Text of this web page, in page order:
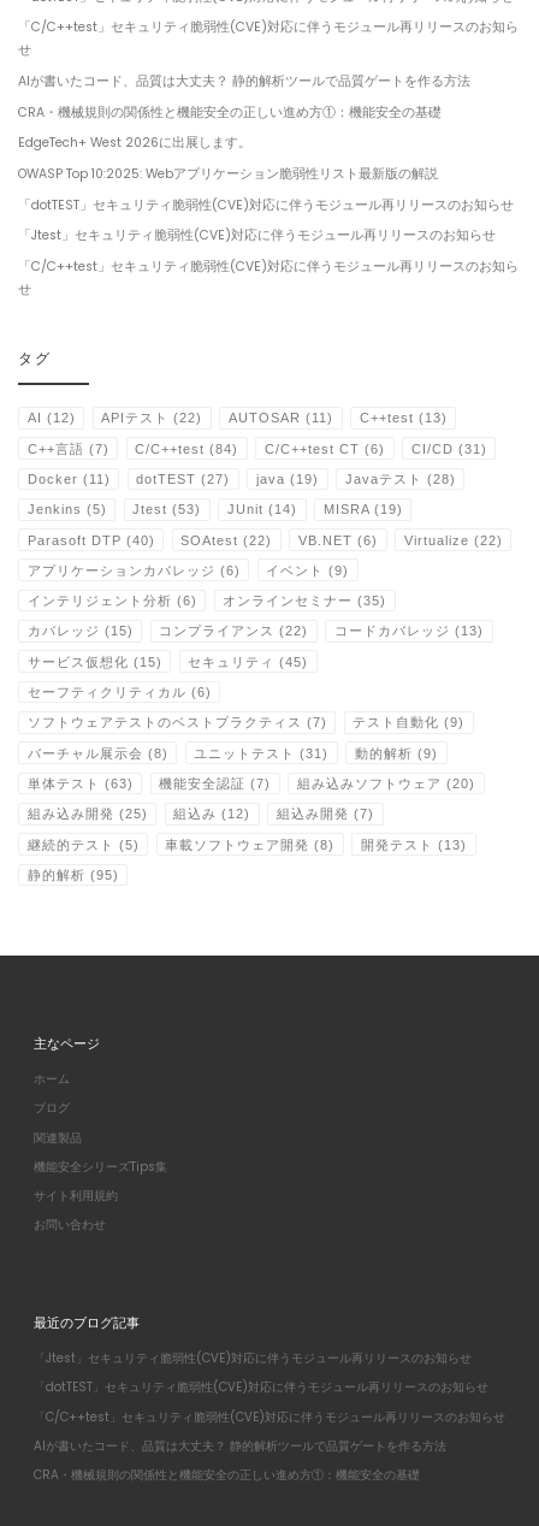
「C/C++test」セキュリティ脆弱性(CVE)対応に伴うモジュール再リリースのお知ら
せ
AIが書いたコード、品質は大丈夫？ 静的解析ツールで品質ゲートを作る方法
CRA・機械規則の関係性と機能安全の正しい進め方①：機能安全の基礎
EdgeTech+ West 2026に出展します。
OWASP Top 10:2025: Webアプリケーション脆弱性リスト最新版の解説
「dotTEST」セキュリティ脆弱性(CVE)対応に伴うモジュール再リリースのお知らせ
「Jtest」セキュリティ脆弱性(CVE)対応に伴うモジュール再リリースのお知らせ
「C/C++test」セキュリティ脆弱性(CVE)対応に伴うモジュール再リリースのお知ら
せ
タグ
AI (12) APIテスト (22) AUTOSAR (11) C++test (13)
C++言語 (7) C/C++test (84) C/C++test CT (6) CI/CD (31)
Docker (11) dotTEST (27) java (19) Javaテスト (28)
Jenkins (5) Jtest (53) JUnit (14) MISRA(19)
Parasoft DTP (40) SOAtest (22) VB.NET (6) Virtualize (22)
アプリケーションカバレッジ (6) イベント (9)
インテリジェント分析 (6) オンラインセミナー (35)
カバレッジ (15) コンプライアンス (22) コードカバレッジ (13)
サービス仮想化 (15) セキュリティ (45)
セーフティクリティカル (6)
ソフトウェアテストのベストプラクティス (7) テスト自動化 (9)
バーチャル展示会 (8) ユニットテスト (31) 動的解析 (9)
単体テスト (63) 機能安全認証 (7) 組み込みソフトウェア (20)
組み込み開発 (25) 組込み (12) 組込み開発 (7)
継続的テスト (5) 車載ソフトウェア開発 (8) 開発テスト (13)
静的解析 (95)
主なページ
ホーム
ブログ
関連製品
機能安全シリーズTips集
サイト利用規約
お問い合わせ
最近のブログ記事
「Jtest」セキュリティ脆弱性(CVE)対応に伴うモジュール再リリースのお知らせ
「dotTEST」セキュリティ脆弱性(CVE)対応に伴うモジュール再リリースのお知らせ
「C/C++test」セキュリティ脆弱性(CVE)対応に伴うモジュール再リリースのお知らせ
AIが書いたコード、品質は大丈夫？ 静的解析ツールで品質ゲートを作る方法
CRA・機械規則の関係性と機能安全の正しい進め方①：機能安全の基礎